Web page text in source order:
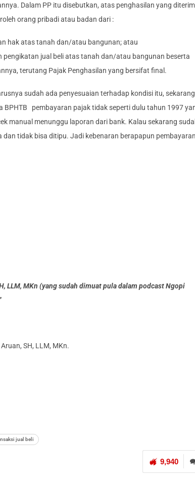
Dalam PP itu disebutkan, atas penghasilan yang
orang pribadi atau badan dari :
hak atas tanah dan/atau bangunan; atau
pengikatan jual beli atas tanah dan/atau bangunan beserta
terutang Pajak Penghasilan yang bersifat final.
sudah ada penyesuaian terhadap kondisi itu, sekarang
BPHTB pembayaran pajak tidak seperti dulu tahun 1997
manual menunggu laporan dari bank. Kalau sekarang
tidak bisa ditipu. Jadi kebenaran berapapun pembayaran
LLM, MKn (yang sudah dimuat pula dalam podcast Ngopi
SH, LLM, MKn.
jual beli
9,940